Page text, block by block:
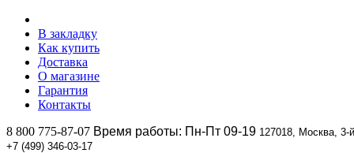
В закладку
Как купить
Доставка
О магазине
Гарантия
Контакты
8 800 775-87-07 Время работы: Пн-Пт 09-19 127018, Москва,
+7 (499) 346-03-17